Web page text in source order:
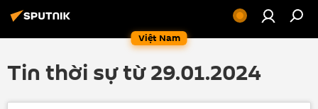
Việt Nam
Tin thời sự từ 29.01.2024